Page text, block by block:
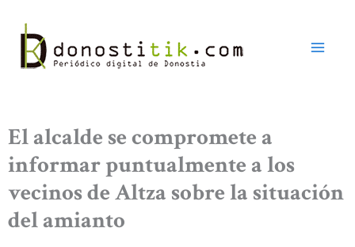
contenido
El alcalde se compromete a
informar puntualmente a los
vecinos de Altza sobre la situación
del amianto